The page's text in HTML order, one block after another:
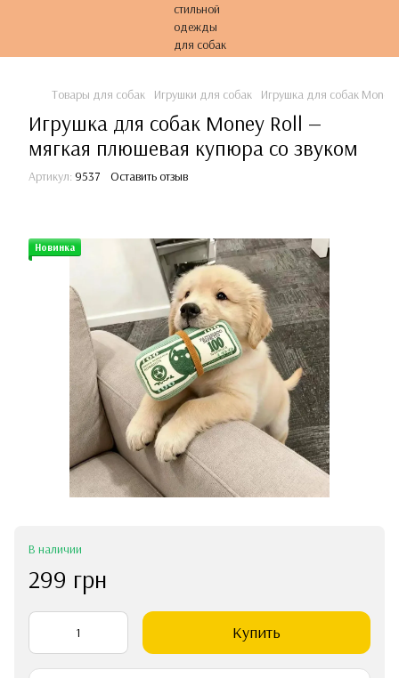
Товары для собак Игрушки для собак Игрушка для собак
Игрушка для собак Money Roll —
мягкая плюшевая купюра со звуком
Артикул: 9537 Оставить отзыв
Новинка
В наличии
299 грн
Купить